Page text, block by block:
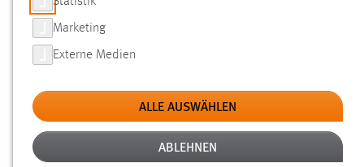
DOZENT WOUT NIERHOFF
ÜBERRASCHEND VERSTORBEN
19.10.2011
Am 09.10.2011 ist HAW-Dozent Wout
Nierhoff völlig überraschend im Alter von 45
Marketing
Externe Medien
ALLE AUSWÄHLEN
ABLEHNEN